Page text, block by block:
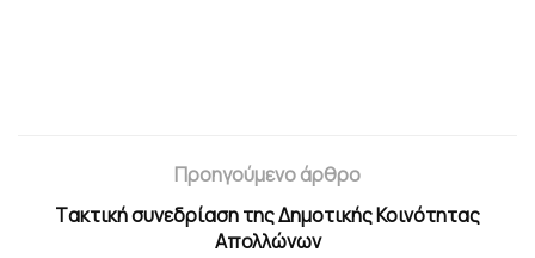
Προηγούμενο άρθρο
Tακτική συνεδρίαση της Δημοτικής Κοινότητας
Απολλώνων